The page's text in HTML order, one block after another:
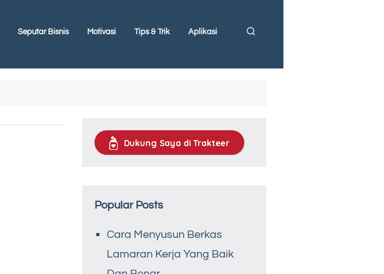
Seputar Bisnis Motivasi Tips & Trik Aplikasi
Dukung Saya di Trakteer
Popular Posts
Cara Menyusun Berkas
Lamaran Kerja Yang Baik